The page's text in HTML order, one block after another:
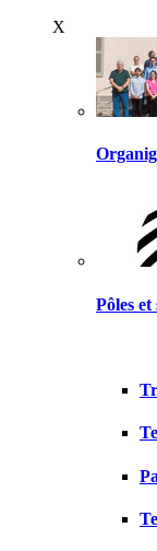
X
Pôles et